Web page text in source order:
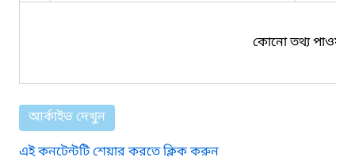
কোনো তথ্য পাওয়া
আর্কাইভ দেখুন
এই কনটেন্টটি শেয়ার করতে ক্লিক করুন